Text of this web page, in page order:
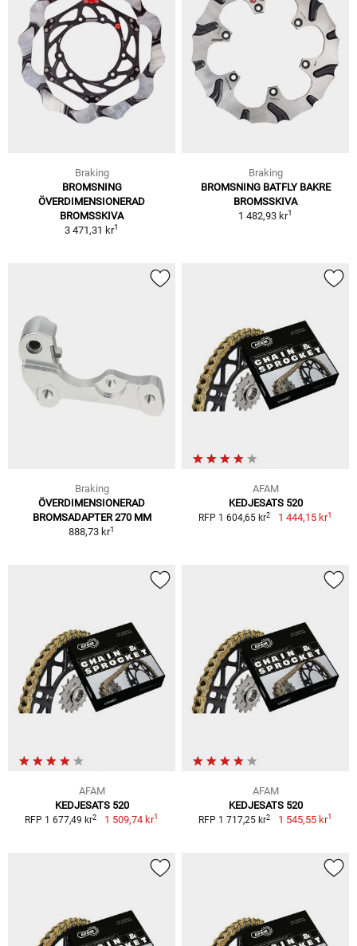
Braking
BROMSNING
ÖVERDIMENSIONERAD
BROMSSKIVA
3 471,31 kr1
Braking
BROMSNING BATFLY BAKRE
BROMSSKIVA
1 482,93 kr1
Braking
ÖVERDIMENSIONERAD
BROMSADAPTER 270 MM
888,73 kr1
AFAM
KEDJESATS 520
RFP 1 604,65 kr2 1 444,15 kr1
AFAM
KEDJESATS 520
RFP 1 677,49 kr2 1 509,74 kr1
AFAM
KEDJESATS 520
RFP 1 717,25 kr2 1 545,55 kr1